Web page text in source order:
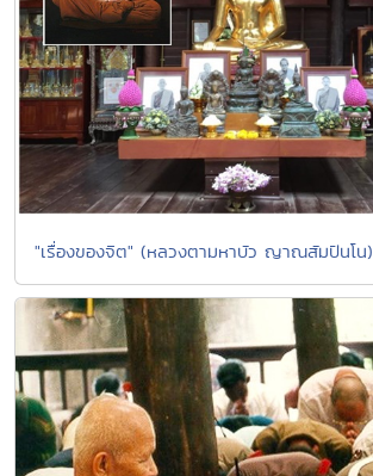
"เรื่องของจิต" (หลวงตามหาบัว ญาณสัมปันโน)